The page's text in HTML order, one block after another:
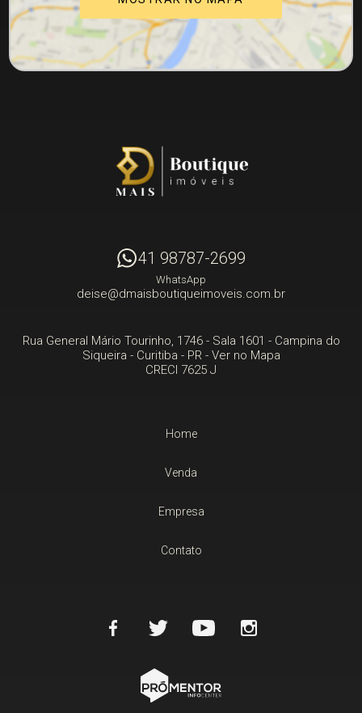
41 98787-2699
WhatsApp
deise@dmaisboutiqueimoveis.com.br
Rua General Mário Tourinho, 1746 - Sala 1601 - Campina do
Siqueira - Curitiba - PR- Ver no Mapa
CRECI 7625 J
Home
Venda
Empresa
Contato